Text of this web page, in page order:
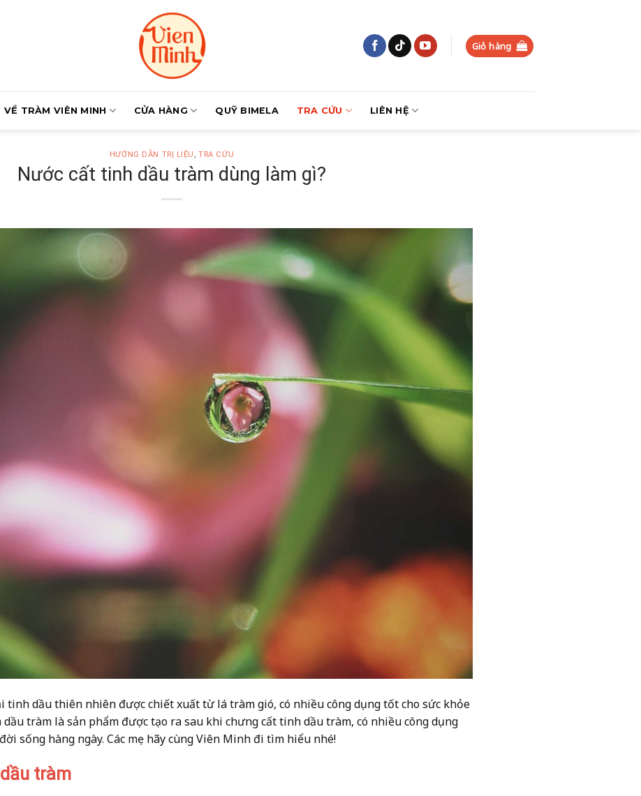
Giỏ hàng
VỀ TRÀM VIÊN MINH CỬA HÀNG QUỸ BIMELA TRA CỨU LIÊN HỆ
HƯỚNG DẪN TRỊ LIỆU ,TRA CỨU
Nước cất tinh dầu tràm dùng làm gì?
tinh dầu thiên nhiên được chiết xuất từ lá tràm gió, có nhiều công dụng tốt cho sức khỏe
dầu tràm là sản phẩm được tạo ra sau khi chưng cất tinh dầu tràm, có nhiều công dụng
sống hàng ngày. Các mẹ hãy cùng Viên Minh đi tìm hiểu nhé!
tràm